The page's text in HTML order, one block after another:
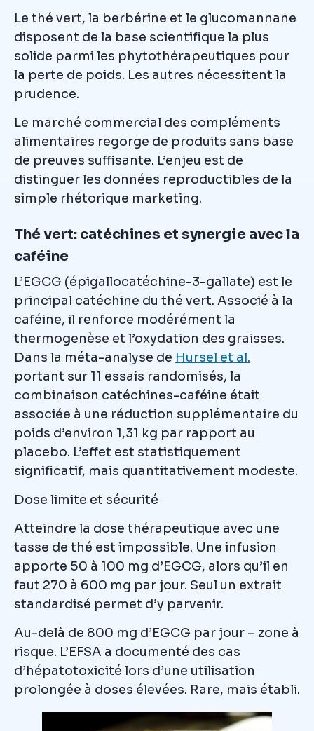
Le thé vert, la berbérine et le glucomannane
disposent de la base scientifique la plus
solide parmi les phytothérapeutiques pour
la perte de poids. Les autres nécessitent la
prudence.
Le marché commercial des compléments
alimentaires regorge de produits sans base
de preuves suffisante. L’enjeu est de
distinguer les données reproductibles de la
simple rhétorique marketing.
Thé vert: catéchines et synergie avec la
caféine
L’EGCG (épigallocatéchine-3-gallate) est le
principal catéchine du thé vert. Associé à la
caféine, il renforce modérément la
thermogenèse et l’oxydation des graisses.
Dans la méta-analyse de Hursel et al.
portant sur 11 essais randomisés, la
combinaison catéchines-caféine était
associée à une réduction supplémentaire du
poids d’environ 1,31 kg par rapport au
placebo. L’effet est statistiquement
significatif, mais quantitativement modeste.
Dose limite et sécurité
Atteindre la dose thérapeutique avec une
tasse de thé est impossible. Une infusion
apporte 50 à 100 mg d’EGCG, alors qu’il en
faut 270 à 600 mg par jour. Seul un extrait
standardisé permet d’y parvenir.
Au-delà de 800 mg d’EGCG par jour – zone à
risque. L’EFSA a documenté des cas
d’hépatotoxicité lors d’une utilisation
prolongée à doses élevées. Rare, mais établi.